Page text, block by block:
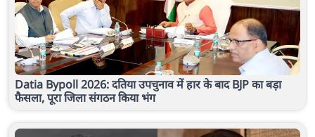
Datia Bypoll 2026: दतिया उपचुनाव में हार के बाद BJP का बड़ा
फैसला, पूरा जिला संगठन किया भंग